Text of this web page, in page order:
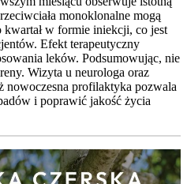
monoklonalne mogą
w formie iniekcji, co jest
Efekt terapeutyczny
leków. Podsumowując, nie
Wizyta u neurologa oraz
nowoczesna profilaktyka pozwala
i poprawić jakość życia